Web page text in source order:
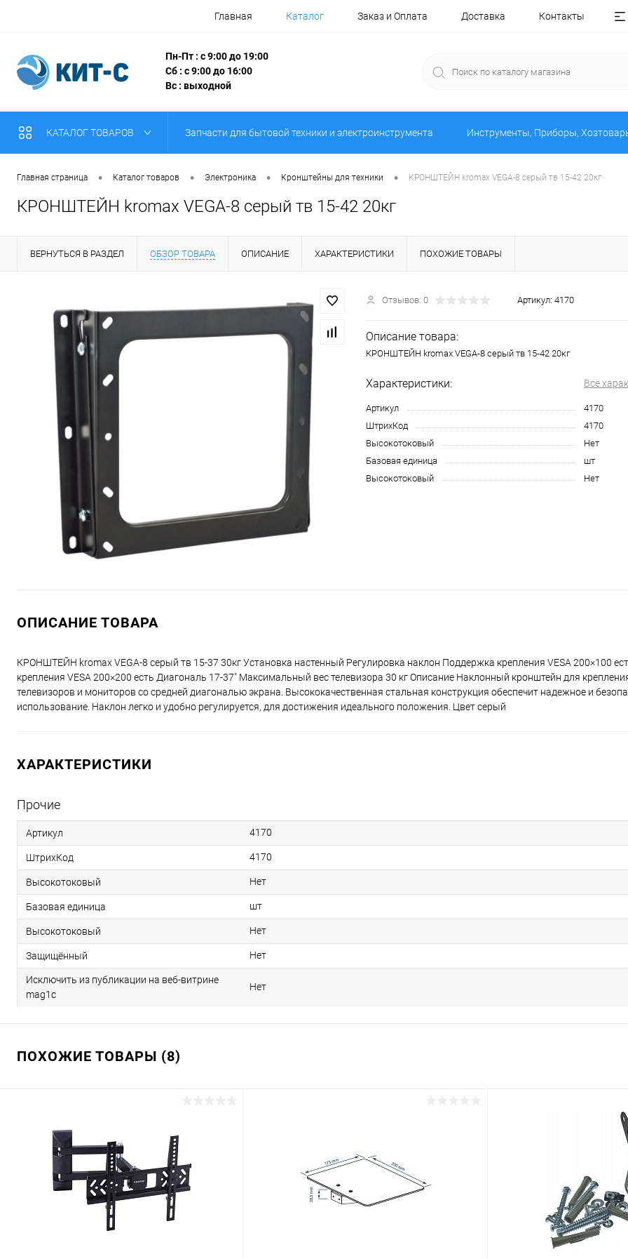
Главная Каталог Заказ и Оплата Доставка Контакты
Пн-Пт : с 9:00 до 19:00
Сб : с 9:00 до 16:00
Вс : выходной
КАТАЛОГ ТОВАРОВ Запчасти для бытовой техники и электроинструмента Инструменты, Приборы,
Главная страница • Каталог товаров • Электроника • Кронштейны для техники • КРОНШТЕЙН kromax VEGA-8 серый тв 15-42 20кг
КРОНШТЕЙН kromax VEGA-8 серый тв 15-42 20кг
ВЕРНУТЬСЯ В РАЗДЕЛ ОБЗОР ТОВАРА ОПИСАНИЕ ХАРАКТЕРИСТИКИ ПОХОЖИЕ ТОВАРЫ
Отзывов: 0 Артикул: 4170
Описание товара:
КРОНШТЕЙН kromax VEGA-8 серый тв 15-42 20кг
Характеристики: Все
Артикул
4170
ШтрихКод
4170
Высокотоковый
Нет
Базовая единица
шт
Высокотоковый
Нет
ОПИСАНИЕ ТОВАРА
КРОНШТЕЙН kromax VEGA-8 серый тв 15-37 30кг Установка настенный Регулировка наклон Поддержка крепления VESA 200×100
крепления VESA 200×200 есть Диагональ 17-37" Максимальный вес телевизора 30 кг Описание Наклонный кронштейн для
телевизоров и мониторов со средней диагональю экрана. Высококачественная стальная конструкция обеспечит надежное и
использование. Наклон легко и удобно регулируется, для достижения идеального положения. Цвет серый
ХАРАКТЕРИСТИКИ
Прочие
Артикул 4170
ШтрихКод 4170
Высокотоковый Нет
Базовая единица шт
Высокотоковый Нет
Защищённый Нет
Исключить из публикации на веб-витрине
mag1c
Нет
ПОХОЖИЕ ТОВАРЫ (8)